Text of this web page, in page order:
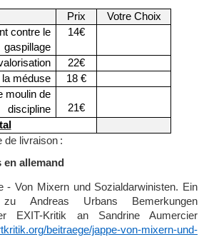
Prix
Votre Choix
contre le
gaspillage
14€
22€
la méduse
18 €
moulin de
discipline
21€
de livraison :
allemand
- Von Mixern und Sozialdarwinisten. Ein
zu Andreas Urbans Bemerkungen
EXIT-Kritik an Sandrine Aumercier
beitraege/jappe-von-mixern-und-